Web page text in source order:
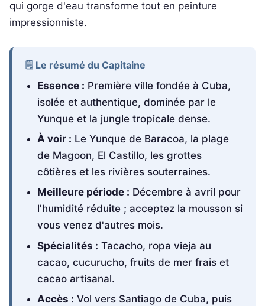
qui gorge d'eau transforme tout en peinture
impressionniste.
🗒️ Le résumé du Capitaine
Essence : Première ville fondée à Cuba,
isolée et authentique, dominée par le
Yunque et la jungle tropicale dense.
À voir : Le Yunque de Baracoa, la plage
de Magoon, El Castillo, les grottes
côtières et les rivières souterraines.
Meilleure période : Décembre à avril pour
l'humidité réduite ; acceptez la mousson si
vous venez d'autres mois.
Spécialités : Tacacho, ropa vieja au
cacao, cucurucho, fruits de mer frais et
cacao artisanal.
Accès : Vol vers Santiago de Cuba, puis